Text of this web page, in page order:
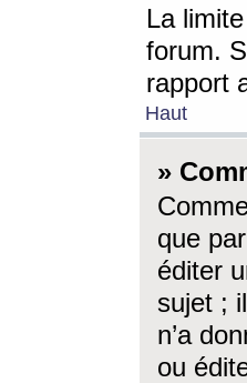
La
forum.
rapport
Haut
»
que
éditer
sujet ;
n’a
ou